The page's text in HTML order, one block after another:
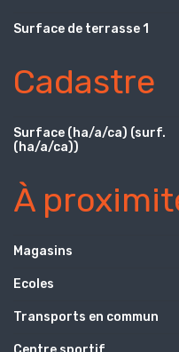
Surface de terrasse 1
Cadastre
Surface (ha/a/ca) (surf.
(ha/a/ca))
À
Magasins
Ecoles
Transports en commun